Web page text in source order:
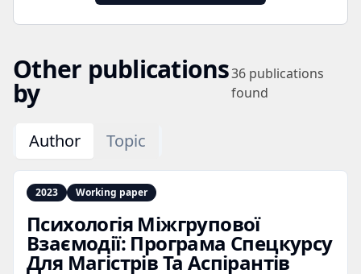
Other publications
by
36 publications
found
Author Topic
2023 Working paper
Психологія Міжгрупової
Взаємодії: Програма Спецкурсу
Для Магістрів Та Аспірантів